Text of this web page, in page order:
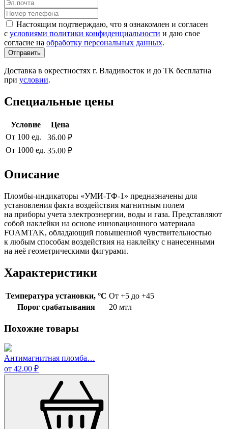
Настоящим подтверждаю, что я ознакомлен и согласен
с условиями политики конфиденциальности и даю свое
согласие на обработку персональных данных.
Отправить
Доставка в окрестностях г. Владивосток и до ТК бесплатна
при условии.
Специальные цены
Условие
Цена
От 100 ед.
36.00 ₽
От 1000 ед. 35.00 ₽
Описание
Пломбы-индикаторы «УМИ-ТФ-1» предназначены для
установления факта воздействия магнитным полем
на приборы учета электроэнергии, воды и газа. Представляют
собой наклейки на основе инновационного материала
FOAMTAK, обладающий повышенной чувствительностью
к любым способам воздействия на наклейку с нанесенными
на неё геометрическими фигурами.
Характеристики
Температура установки, °C От +5 до +45
Порог срабатывания
20 мтл
Похожие товары
Антимагнитная пломба…
от 42.00 ₽